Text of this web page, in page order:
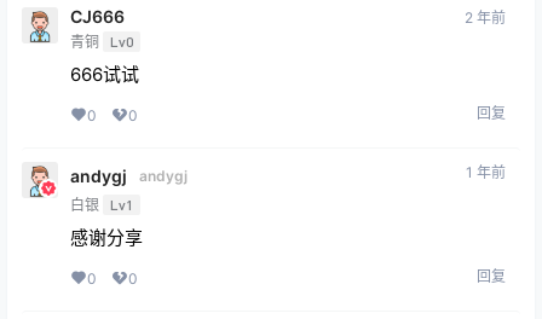
CJ666
青铜 Lv0
2 年前
666试试
0 0 回复
andygj
andygj
白银
Lv1
1 年前
感谢分享
0 0 回复